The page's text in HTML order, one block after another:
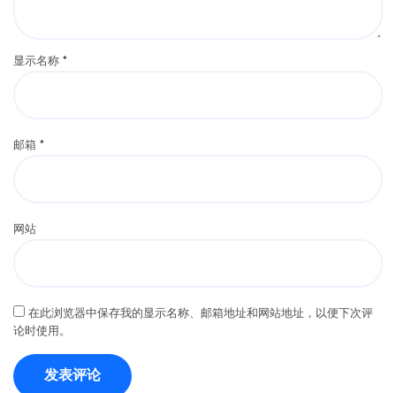
显示名称 *
邮箱 *
网站
在此浏览器中保存我的显示名称、邮箱地址和网站地址，以便下次评
论时使用。